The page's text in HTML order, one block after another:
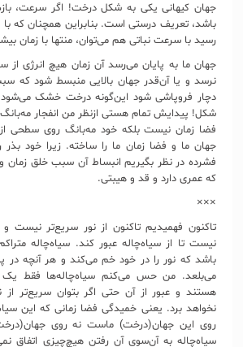
جهان کیهانی یکی به شکل درخت! اگر سرعت،
باشد، تعریف درستی است. بنابراین همچنان که
رسید با سرعت نباتی هم می‌توان، منتها با زمان
جهان ما به پایان می‌رسد آن زمان هیچ انرژی از
نرسد و یا آن‌قدر جهان بالایی منبسط شود که
دچار فروپاشی شود این‌گونه درخت خشک
شکل! پیدایش تمام هستی ازنظر من انفجار
فضا زمان نیست بلکه خود مه‌بانگ روی سطحی
جهان ما و فضا زمان ما را ساخته. زیرا خود
فشرده در نظر بگیریم انبساط آن سبب خلق
که عمری دارد و قد و هیبتی.
×××
تاکنون فهمیدیم تاکنون از نور سریع‌تر نیست
نیست تا از سیاه‌چاله عبور کند. سیاه‌چاله
باشد که نور را در خود خم می‌کند و هر آنچه
می‌بلعد. من حس می‌کنم سیاه‌چاله‌ها فقط یک
هستند و عبور از آن حتی اگر بتوان سریع‌تر
نخواهد برد. یعنی خمیدگی فضا زمانی که این
روی این جهان(درخت) ماست نه روی
سیاه‌چاله به آن‌سوی آن رفتن هیچ‌چیزی اتفاق